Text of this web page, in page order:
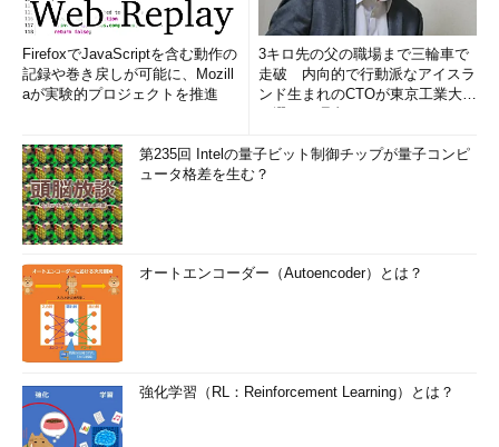
FirefoxでJavaScriptを含む動作の
記録や巻き戻しが可能に、Mozill
aが実験的プロジェクトを推進
3キロ先の父の職場まで三輪車で
走破 内向的で行動派なアイスラ
ンド生まれのCTOが東京工業大学
第235回 Intelの量子ビット制御チップが量子コンピ
ュータ格差を生む？
オートエンコーダー（Autoencoder）とは？
強化学習（RL：Reinforcement Learning）とは？